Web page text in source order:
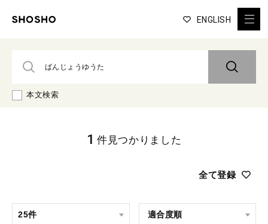
ENGLISH
本文検索
全て登録
1 件見つかりました